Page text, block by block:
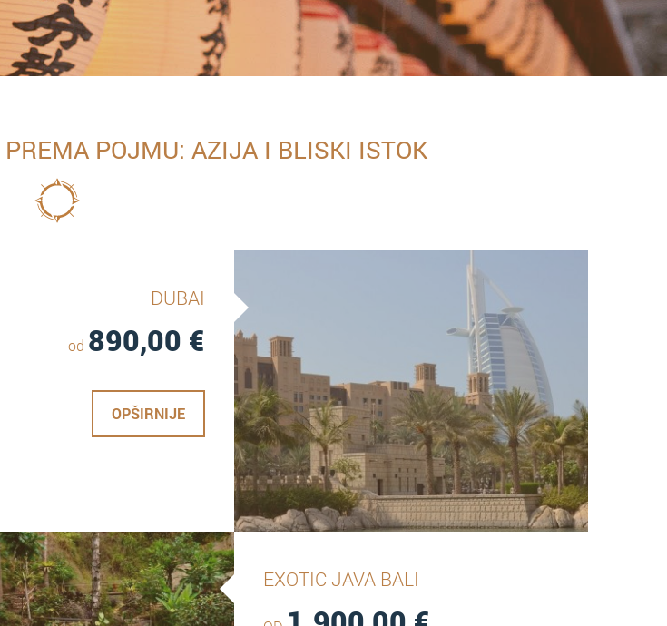
POJMU: AZIJA I BLISKI ISTOK
DUBAI
od 890,00 €
OPŠIRNIJE
EXOTIC JAVA BALI